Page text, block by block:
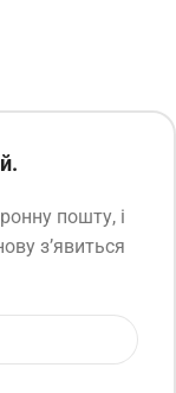
пошту, і
з’явиться